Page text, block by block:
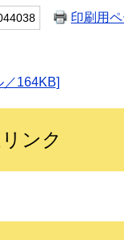
印刷用
164KB]
ンク